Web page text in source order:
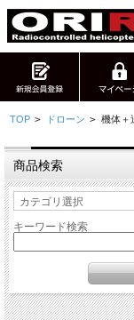
TOP > ドローン > 機体＋
商品検索
キーワード検索